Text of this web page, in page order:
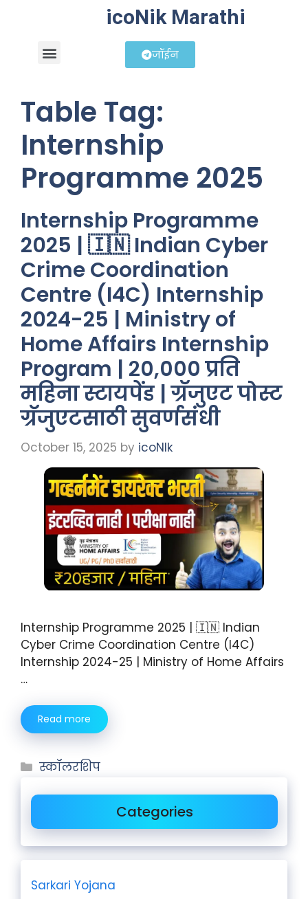
icoNik Marathi
जॉईन
Table Tag:
Internship
Programme 2025
Internship Programme
2025 | 🇮🇳 Indian Cyber
Crime Coordination
Centre (I4C) Internship
2024-25 | Ministry of
Home Affairs Internship
Program | २०,००० प्रति
महिना स्टायपेंड | ग्रॅजुएट पोस्ट
ग्रॅजुएटसाठी सुवर्णसंधी
October 15, 2025 by icoNIk
Internship Programme 2025 | 🇮🇳 Indian
Cyber Crime Coordination Centre (I4C)
Internship 2024-25 | Ministry of Home Affairs
…
Read more
स्कॉलरशिप
Categories
Sarkari Yojana